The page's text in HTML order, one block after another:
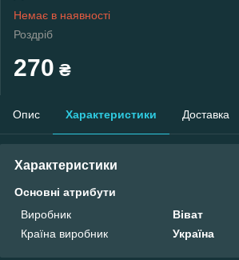
Немає в наявності
Роздріб
270 ₴
Опис Характеристики Доставка
Характеристики
Основні атрибути
Виробник
Віват
Країна виробник
Україна